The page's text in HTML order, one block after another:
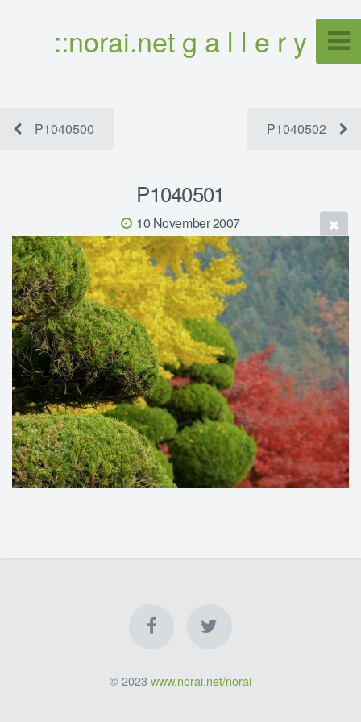
::norai.net g a l l e r y
P1040500 P1040502
P1040501
10 November 2007
© 2023 www.norai.net/norai